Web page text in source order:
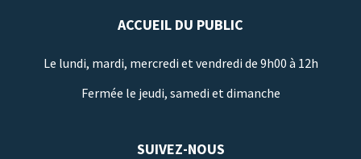
ACCUEIL DU PUBLIC
Le lundi, mardi, mercredi et vendredi de 9h00 à 12h
Fermée le jeudi, samedi et dimanche
SUIVEZ-NOUS